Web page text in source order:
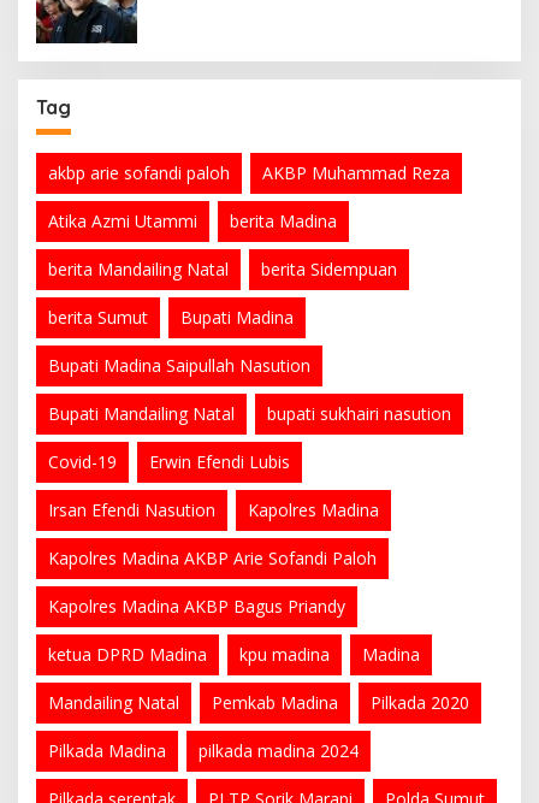
Tag
akbp arie sofandi paloh AKBP Muhammad Reza
Atika Azmi Utammi berita Madina
berita Mandailing Natal berita Sidempuan
berita Sumut Bupati Madina
Bupati Madina Saipullah Nasution
Bupati Mandailing Natal bupati sukhairi nasution
Covid-19 Erwin Efendi Lubis
Irsan Efendi Nasution Kapolres Madina
Kapolres Madina AKBP Arie Sofandi Paloh
Kapolres Madina AKBP Bagus Priandy
ketua DPRD Madina kpu madina Madina
Mandailing Natal Pemkab Madina Pilkada 2020
Pilkada Madina pilkada madina 2024